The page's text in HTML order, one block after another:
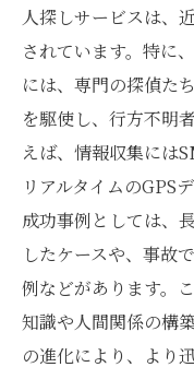
人探しサービスは、
されています。特に
には、専門の探偵た
を駆使し、行方不明
えば、情報収集には
リアルタイムのGPS
成功事例としては、
したケースや、事故
例などがあります。
知識や人間関係の構
の進化により、より